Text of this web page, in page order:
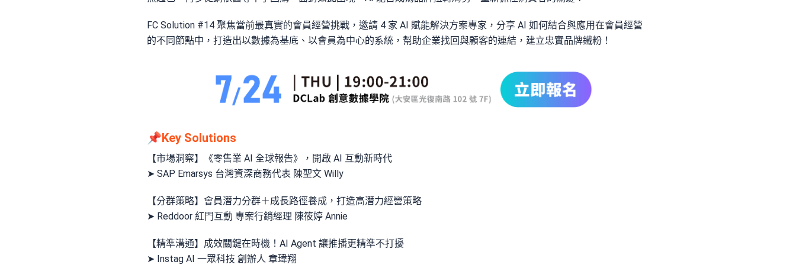
FC Solution #14 聚焦當前最真實的會員經營挑戰，邀請 4 家 AI 賦能解決方案專家，分享 AI 如何結合與應用在會員經營
的不同節點中，打造出以數據為基底、以會員為中心的系統，幫助企業找回與顧客的連結，建立忠實品牌鐵粉！
📌Key Solutions
【市場洞察】《零售業 AI 全球報告》，開啟 AI 互動新時代
➤ SAP Emarsys 台灣資深商務代表 陳聖文 Willy
【分群策略】會員潛力分群＋成長路徑養成，打造高潛力經營策略
➤ Reddoor 紅門互動 專案行銷經理 陳筱婷 Annie
【精準溝通】成效關鍵在時機！AI Agent 讓推播更精準不打擾
➤ Instag AI 一眾科技 創辦人 章瑋翔